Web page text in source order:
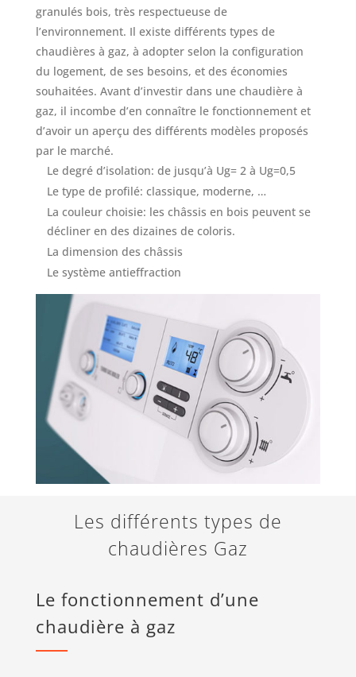
granulés bois, très respectueuse de
l’environnement. Il existe différents types de
chaudières à gaz, à adopter selon la configuration
du logement, de ses besoins, et des économies
souhaitées. Avant d’investir dans une chaudière à
gaz, il incombe d’en connaître le fonctionnement et
d’avoir un aperçu des différents modèles proposés
par le marché.
Le degré d’isolation: de jusqu’à Ug= 2 à Ug=0,5
Le type de profilé: classique, moderne, …
La couleur choisie: les châssis en bois peuvent se
décliner en des dizaines de coloris.
La dimension des châssis
Le système antieffraction
Les différents types de
chaudières Gaz
Le fonctionnement d’une
chaudière à gaz